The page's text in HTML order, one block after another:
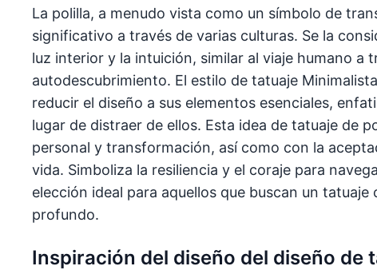
La polilla, a menudo vista como un símbolo de
significativo a través de varias culturas. Se la
luz interior y la intuición, similar al viaje humano a
autodescubrimiento. El estilo de tatuaje
reducir el diseño a sus elementos esenciales,
lugar de distraer de ellos. Esta idea de tatuaje de
personal y transformación, así como con la
vida. Simboliza la resiliencia y el coraje para
elección ideal para aquellos que buscan un
profundo.
Inspiración del diseño del diseño de